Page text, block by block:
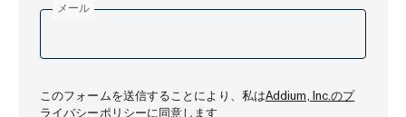
メール
このフォームを送信することにより、私はAddium, Inc.のプ
ライバシーポリシーに同意します